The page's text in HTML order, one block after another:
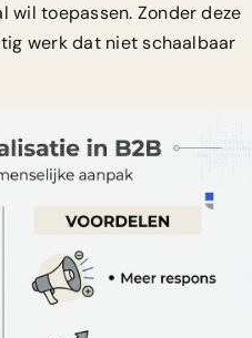
wil toepassen. Zonder deze
werk dat niet schaalbaar